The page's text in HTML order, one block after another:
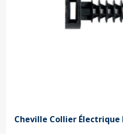
Cheville Collier Électrique